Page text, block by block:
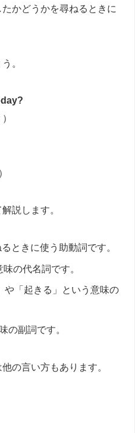
かどうかを尋ねるときに
。
説します。
ときに使う助動詞です。
の代名詞です。
や「起きる」という意味の
の副詞です。
の言い方もあります。